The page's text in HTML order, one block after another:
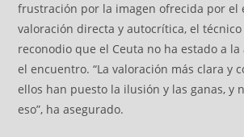
frustración por la imagen ofrecida por el
valoración directa y autocrítica, el
reconodio que el Ceuta no ha estado a
el encuentro. “La valoración más clara y
ellos han puesto la ilusión y las ganas, y
eso”, ha asegurado.